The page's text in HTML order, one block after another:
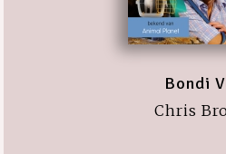
Bondi
Chris